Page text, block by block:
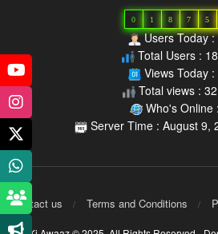
0 1 8 7 5
Users Today :
Total Users :
Views Today :
Total views :
Who's Online
Server Time : August 9,
Contact us Terms and Conditions